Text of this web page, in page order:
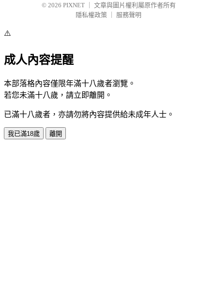
© 2026 PIXNET
文章與圖片權利屬原作者所有
隱私權政策
服務聲明
⚠️
成人內容提醒
本部落格內容僅限年滿十八歲者瀏覽。
若您未滿十八歲，請立即離開。
已滿十八歲者，亦請勿將內容提供給未成年人士。
我已滿18歲 離開